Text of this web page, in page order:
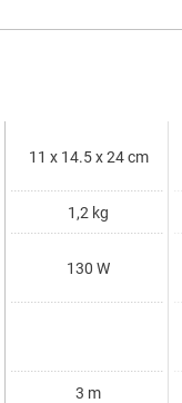
11 x 14.5 x 24 cm
1,2 kg
130 W
3 m